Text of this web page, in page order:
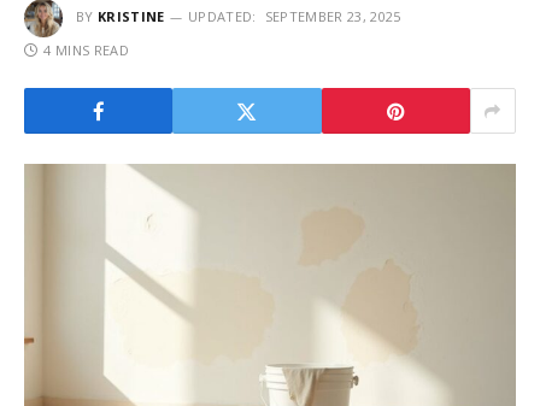
BY KRISTINE UPDATED:
SEPTEMBER 23, 2025
4 MINS READ